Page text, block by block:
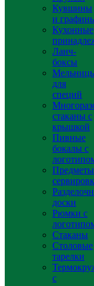
Кувшины
и
Кухонные
Ланч-
боксы
для
специй
стаканы с
крышкой
Пивные
бокалы с
Предметы
доски
Рюмки с
Стаканы
Столовые
тарелки
с